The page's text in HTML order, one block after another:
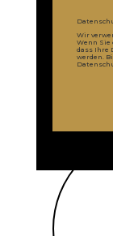
Wir
Wenn Sie
dass Ihre
werden.